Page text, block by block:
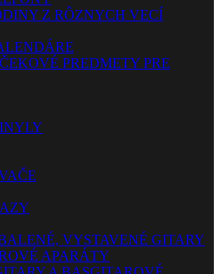
Z RÔZNYCH VECÍ
PREDMETY PRE
VYSTAVENÉ GITARY
APARÁTY